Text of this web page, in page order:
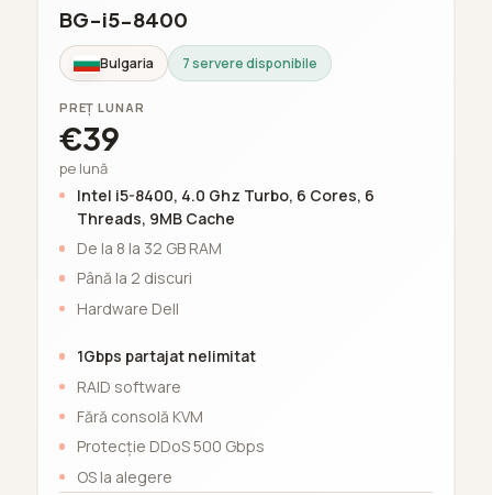
BG-i5-8400
Bulgaria 7 servere disponibile
PREȚ LUNAR
€39
pe lună
Intel i5-8400, 4.0 Ghz Turbo, 6 Cores, 6
Threads, 9MB Cache
De la 8 la 32 GB RAM
Până la 2 discuri
Hardware Dell
1Gbps partajat nelimitat
RAID software
Fără consolă KVM
Protecție DDoS 500 Gbps
OS la alegere